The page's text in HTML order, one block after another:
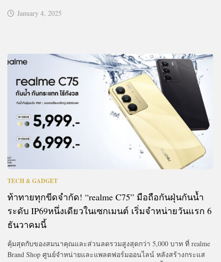
January 4, 2025
TECH & GADGET
ท้าทายทุกขีดจำกัด! “realme C75” มือถือกันฝุ่นกันน้ำ
ระดับ IP69หนึ่งเดียวในเซกเมนต์ เริ่มจำหน่ายวันแรก 6
ธันวาคมนี้
คุ้มสุดกับของสมนาคุณและส่วนลดรวมสูงสุดกว่า 5,000 บาท ที่ realme
Brand Shop ศูนย์จำหน่ายและแพลตฟอร์มออนไลน์ หลังสร้างกระแส